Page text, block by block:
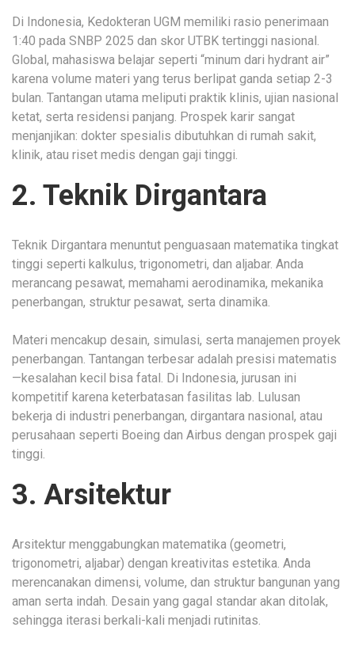
Di Indonesia, Kedokteran UGM memiliki rasio penerimaan
1:40 pada SNBP 2025 dan skor UTBK tertinggi nasional.
Global, mahasiswa belajar seperti “minum dari hydrant air”
karena volume materi yang terus berlipat ganda setiap 2-3
bulan. Tantangan utama meliputi praktik klinis, ujian nasional
ketat, serta residensi panjang. Prospek karir sangat
menjanjikan: dokter spesialis dibutuhkan di rumah sakit,
klinik, atau riset medis dengan gaji tinggi.
2. Teknik Dirgantara
Teknik Dirgantara menuntut penguasaan matematika tingkat
tinggi seperti kalkulus, trigonometri, dan aljabar. Anda
merancang pesawat, memahami aerodinamika, mekanika
penerbangan, struktur pesawat, serta dinamika.
Materi mencakup desain, simulasi, serta manajemen proyek
penerbangan. Tantangan terbesar adalah presisi matematis
—kesalahan kecil bisa fatal. Di Indonesia, jurusan ini
kompetitif karena keterbatasan fasilitas lab. Lulusan
bekerja di industri penerbangan, dirgantara nasional, atau
perusahaan seperti Boeing dan Airbus dengan prospek gaji
tinggi.
3. Arsitektur
Arsitektur menggabungkan matematika (geometri,
trigonometri, aljabar) dengan kreativitas estetika. Anda
merencanakan dimensi, volume, dan struktur bangunan yang
aman serta indah. Desain yang gagal standar akan ditolak,
sehingga iterasi berkali-kali menjadi rutinitas.